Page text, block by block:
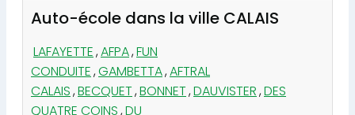
Auto-école dans la ville CALAIS
LAFAYETTE,AFPA,FUN
CONDUITE,GAMBETTA,AFTRAL
CALAIS,BECQUET,BONNET,DAUVISTER,DES
QUATRE COINS,DU